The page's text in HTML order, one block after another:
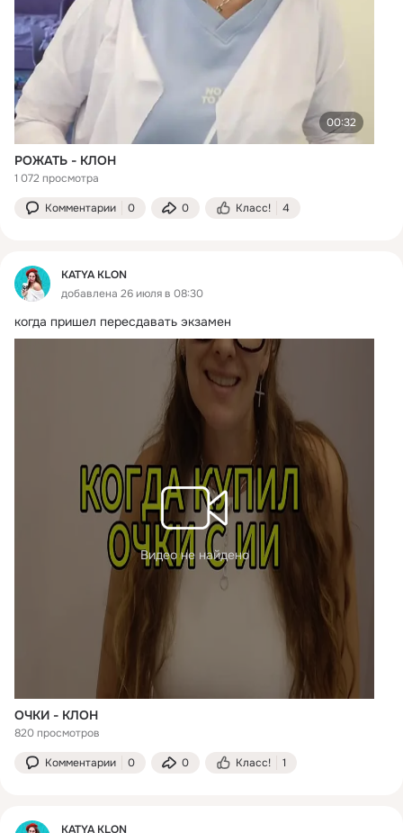
00:32
РОЖАТЬ - КЛОН
1 072 просмотра
Комментарии 0 0 Класс! 4
KATYA KLON
добавлена 26 июля в 08:30
когда пришел пересдавать экзамен
Видео не найдено
ОЧКИ - КЛОН
820 просмотров
Комментарии 0 0 Класс! 1
KATYA KLON